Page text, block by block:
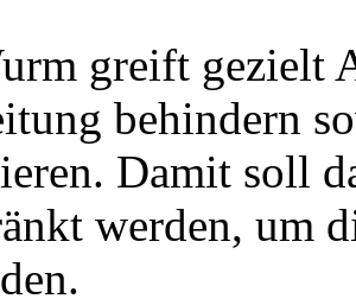
greift gezielt
behindern
Damit soll
werden, um